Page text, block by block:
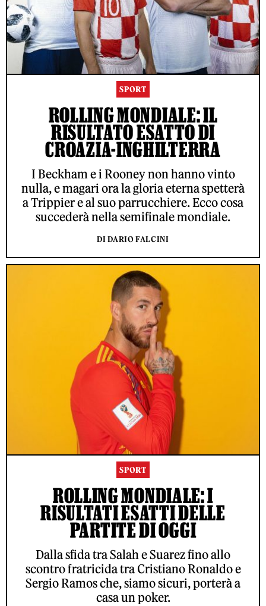
SPORT
ROLLING MONDIALE: IL
RISULTATO ESATTO DI
CROAZIA-INGHILTERRA
I Beckham e i Rooney non hanno vinto
nulla, e magari ora la gloria eterna spetterà
a Trippier e al suo parrucchiere. Ecco cosa
succederà nella semifinale mondiale.
DI DARIO FALCINI
SPORT
ROLLING MONDIALE: I
RISULTATI ESATTI DELLE
PARTITE DI OGGI
Dalla sfida tra Salah e Suarez fino allo
scontro fratricida tra Cristiano Ronaldo e
Sergio Ramos che, siamo sicuri, porterà a
casa un poker.